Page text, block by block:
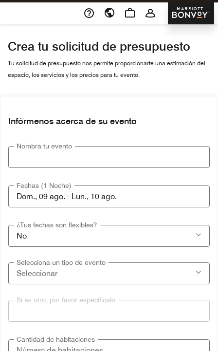
Skip To Content
Marriott
Crea tu solicitud de presupuesto
Tu solicitud de presupuesto nos permite proporcionarte una estimación del
espacio, los servicios y los precios para tu evento.
Infórmenos acerca de su evento
Nombra tu evento
Fechas (1 Noche)
¿Tus fechas son flexibles?
Selecciona un tipo de evento
Si es otro, por favor especifícalo
Cantidad de habitaciones